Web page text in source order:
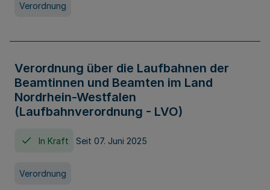
Verordnung
Verordnung über die Laufbahnen der
Beamtinnen und Beamten im Land
Nordrhein-Westfalen
(Laufbahnverordnung - LVO)
In Kraft Seit 07. Juni 2025
Verordnung